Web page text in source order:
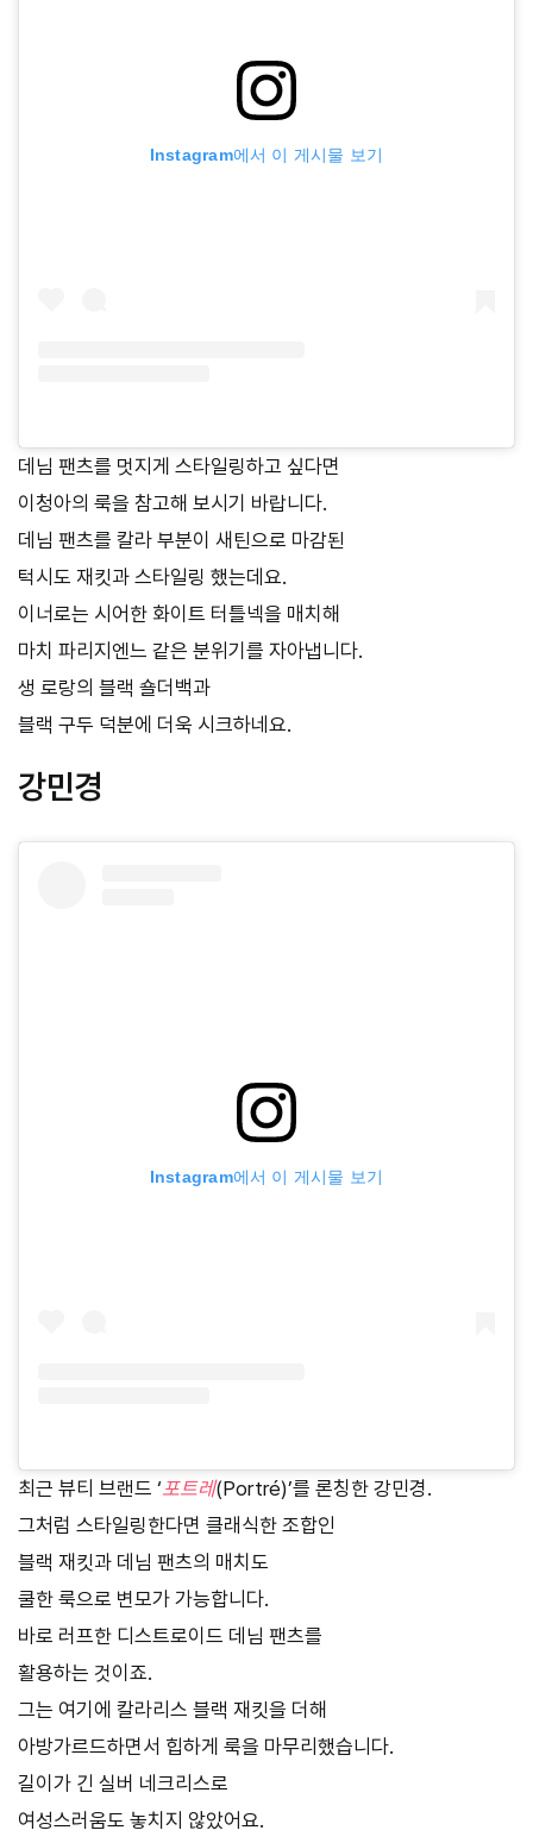
Instagram에서 이 게시물 보기
데님 팬츠를 멋지게 스타일링하고 싶다면
이청아의 룩을 참고해 보시기 바랍니다.
데님 팬츠를 칼라 부분이 새틴으로 마감된
턱시도 재킷과 스타일링 했는데요.
이너로는 시어한 화이트 터틀넥을 매치해
마치 파리지엔느 같은 분위기를 자아냅니다.
생 로랑의 블랙 숄더백과
블랙 구두 덕분에 더욱 시크하네요.
강민경
Instagram에서 이 게시물 보기
최근 뷰티 브랜드 ‘포트레(Portré)’를 론칭한 강민경.
그처럼 스타일링한다면 클래식한 조합인
블랙 재킷과 데님 팬츠의 매치도
쿨한 룩으로 변모가 가능합니다.
바로 러프한 디스트로이드 데님 팬츠를
활용하는 것이죠.
그는 여기에 칼라리스 블랙 재킷을 더해
아방가르드하면서 힙하게 룩을 마무리했습니다.
길이가 긴 실버 네크리스로
여성스러움도 놓치지 않았어요.